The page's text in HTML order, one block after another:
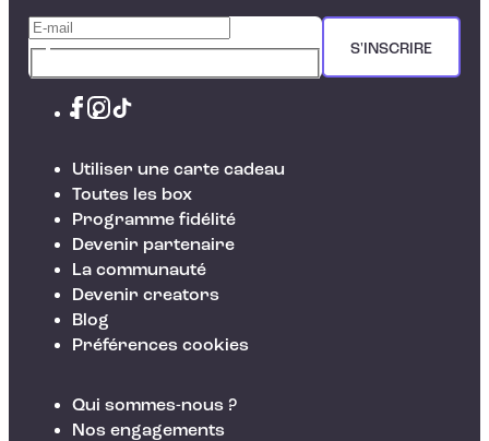
S'INSCRIRE
Utiliser une carte cadeau
Toutes les box
Programme fidélité
Devenir partenaire
La communauté
Devenir creators
Blog
Préférences cookies
Qui sommes-nous ?
Nos engagements